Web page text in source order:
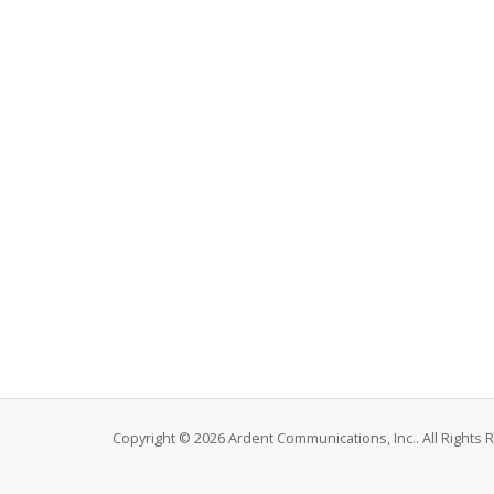
Copyright © 2026 Ardent Communications, Inc.. All Rights